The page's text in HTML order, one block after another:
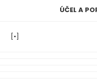
ÚČEL A
[•]